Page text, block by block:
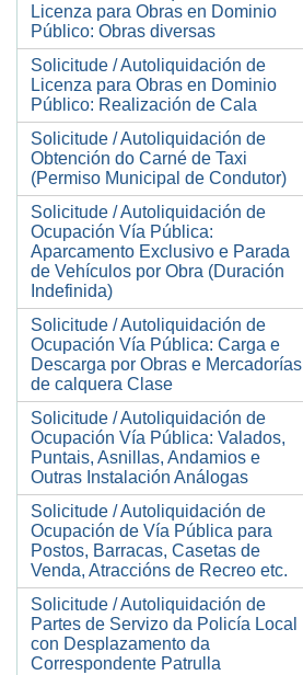
Licenza para Obras en Dominio
Público: Obras diversas
Solicitude / Autoliquidación de
Licenza para Obras en Dominio
Público: Realización de Cala
Solicitude / Autoliquidación de
Obtención do Carné de Taxi
(Permiso Municipal de Condutor)
Solicitude / Autoliquidación de
Ocupación Vía Pública:
Aparcamento Exclusivo e Parada
de Vehículos por Obra (Duración
Indefinida)
Solicitude / Autoliquidación de
Ocupación Vía Pública: Carga e
Descarga por Obras e Mercadorías
de calquera Clase
Solicitude / Autoliquidación de
Ocupación Vía Pública: Valados,
Puntais, Asnillas, Andamios e
Outras Instalación Análogas
Solicitude / Autoliquidación de
Ocupación de Vía Pública para
Postos, Barracas, Casetas de
Venda, Atraccións de Recreo etc.
Solicitude / Autoliquidación de
Partes de Servizo da Policía Local
con Desplazamento da
Correspondente Patrulla